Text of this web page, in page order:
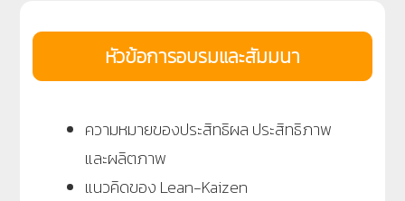
หัวข้อการอบรมและสัมมนา
ความหมายของประสิทธิผล ประสิทธิภาพ
และผลิตภาพ
แนวคิดของ Lean-Kaizen